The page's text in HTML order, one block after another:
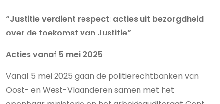
“Justitie verdient respect: acties uit bezorgdheid
over de toekomst van Justitie”
Acties vanaf 5 mei 2025
Vanaf 5 mei 2025 gaan de politierechtbanken van
Oost- en West-Vlaanderen samen met het